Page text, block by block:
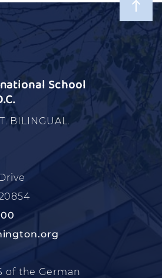
School
BILINGUAL.
of the German